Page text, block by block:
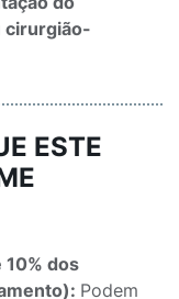
cirurgião-
ESTE
10% dos
Podem